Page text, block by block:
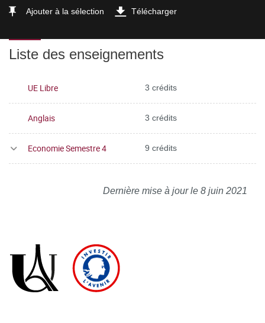
Ajouter à la sélection Télécharger
Liste des enseignements
UE Libre 3 crédits
Anglais 3 crédits
Economie Semestre 4 9 crédits
Dernière mise à jour le 8 juin 2021